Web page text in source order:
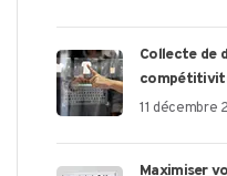
Collecte de
11 décembre
Maximiser